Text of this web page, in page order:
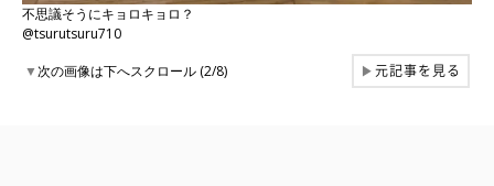
不思議そうにキョロキョロ？
@tsurutsuru710
▼次の画像は下へスクロール (2/8) ▶元記事を見る